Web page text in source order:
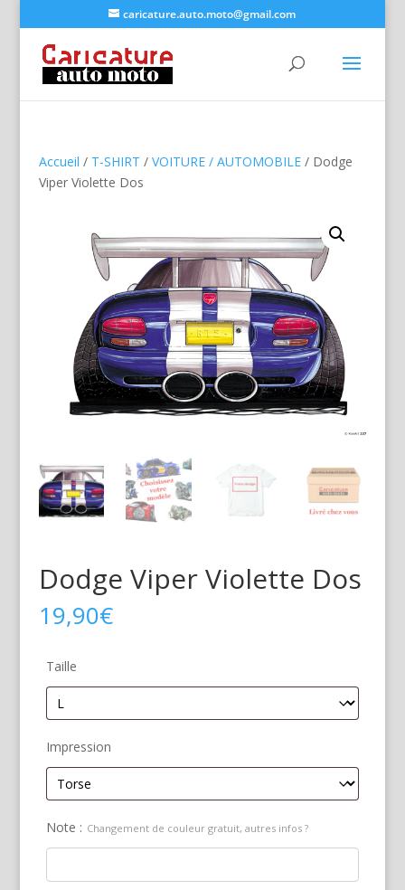
caricature.auto.moto@gmail.com
Accueil / T-SHIRT / VOITURE / AUTOMOBILE/ Dodge
Viper Violette Dos
Dodge Viper Violette Dos
19,90€
Taille
Impression
Note : Changement de couleur gratuit, autres infos ?